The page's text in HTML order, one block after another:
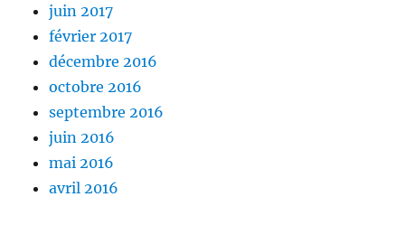
juin 2017
février 2017
décembre 2016
octobre 2016
septembre 2016
juin 2016
mai 2016
avril 2016